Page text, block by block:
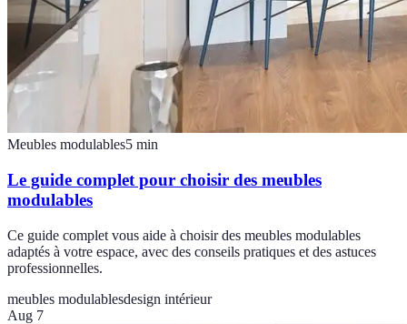
Meubles modulables5 min
Le guide complet pour choisir des meubles
modulables
Ce guide complet vous aide à choisir des meubles modulables
adaptés à votre espace, avec des conseils pratiques et des astuces
professionnelles.
meubles modulablesdesign intérieur
Aug 7